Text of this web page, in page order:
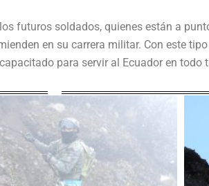
futuros soldados, quienes están a
en su carrera militar. Con este
para servir al Ecuador en todo